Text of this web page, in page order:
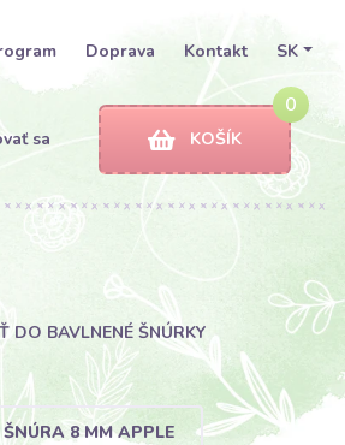
Doprava Kontakt SK
sa
0
KOŠÍK
DO BAVLNENÉ ŠNÚRKY
8 MM APPLE